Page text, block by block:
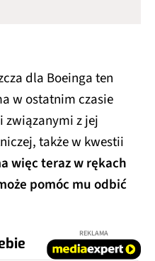
dla Boeinga ten
w ostatnim czasie
związanymi z jej
także w kwestii
więc teraz w rękach
pomóc mu odbić
REKLAMA